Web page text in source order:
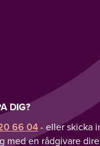
DIG?
66 04- eller skicka
med en rådgivare